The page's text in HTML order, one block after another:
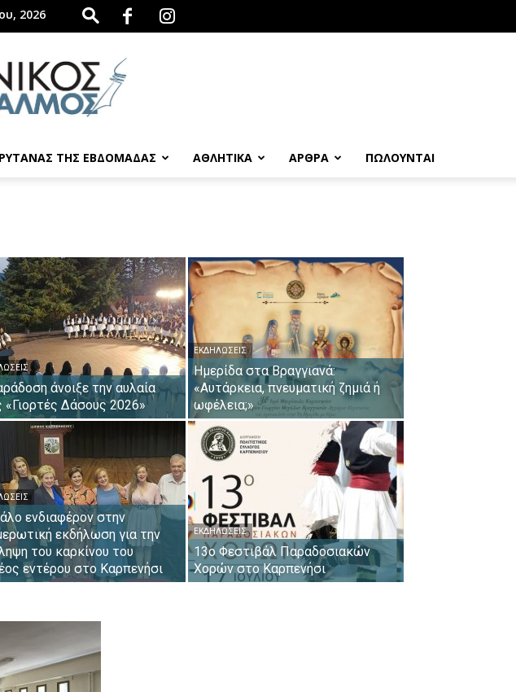
2026
ΤΗΣ ΕΒΔΟΜΑΔΑΣ ΑΘΛΗΤΙΚΑ ΑΡΘΡΑ ΠΩΛΟΎΝΤΑΙ
άνοιξε την αυλαία
«Γιορτές Δάσους 2026»
ΕΚΔΗΛΏΣΕΙΣ
Ημερίδα στα Βραγγιανά:
«Αυτάρκεια, πνευματική ζημιά ή
ωφέλεια;»
ενδιαφέρον στην
εκδήλωση για την
του καρκίνου του
εντέρου στο Καρπενήσι
ΕΚΔΗΛΏΣΕΙΣ
13ο Φεστιβάλ Παραδοσιακών
Χορών στο Καρπενήσι